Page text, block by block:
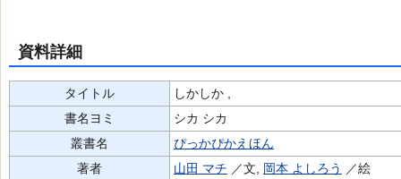
資料詳細
タイトル
しかしか ,
書名ヨミ
シカ シカ
叢書名
ぴっかぴかえほん
著者
山田 マチ ／文, 岡本 よしろう
／絵